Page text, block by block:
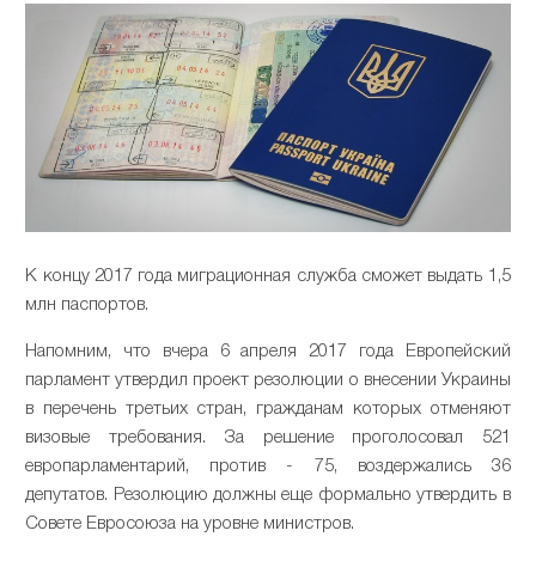
К концу 2017 года миграционная служба сможет выдать 1,5
млн паспортов.
Напомним, что вчера 6 апреля 2017 года Европейский
парламент утвердил проект резолюции о внесении Украины
в перечень третьих стран, гражданам которых отменяют
визовые требования. За решение проголосовал 521
европарламентарий, против - 75, воздержались 36
депутатов. Резолюцию должны еще формально утвердить в
Совете Евросоюза на уровне министров.